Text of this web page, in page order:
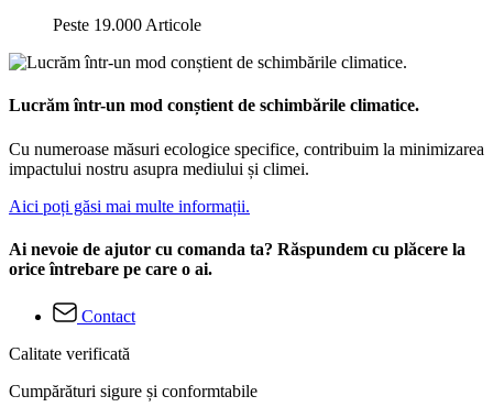
Peste 19.000 Articole
Lucrăm într-un mod conștient de schimbările climatice.
Cu numeroase măsuri ecologice specifice, contribuim la minimizarea
impactului nostru asupra mediului și climei.
Aici poți găsi mai multe informații.
Ai nevoie de ajutor cu comanda ta? Răspundem cu plăcere la
orice întrebare pe care o ai.
Contact
Calitate verificată
Cumpărături sigure și conformtabile